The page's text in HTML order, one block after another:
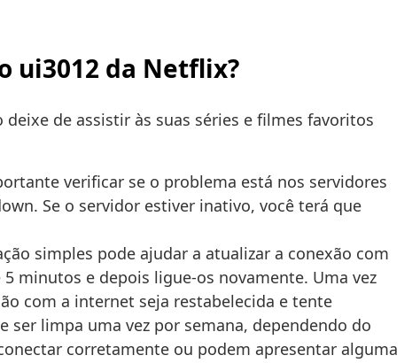
ui3012 da Netflix?
de assistir às suas séries e filmes favoritos
verificar se o problema está nos servidores
Se o servidor estiver inativo, você terá que
simples pode ajudar a atualizar a conexão com
minutos e depois ligue-os novamente. Uma vez
com a internet seja restabelecida e tente
limpa uma vez por semana, dependendo do
corretamente ou podem apresentar alguma